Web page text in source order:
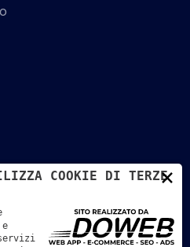
- Legnaro - Padova
×
COOKIE DI TERZE